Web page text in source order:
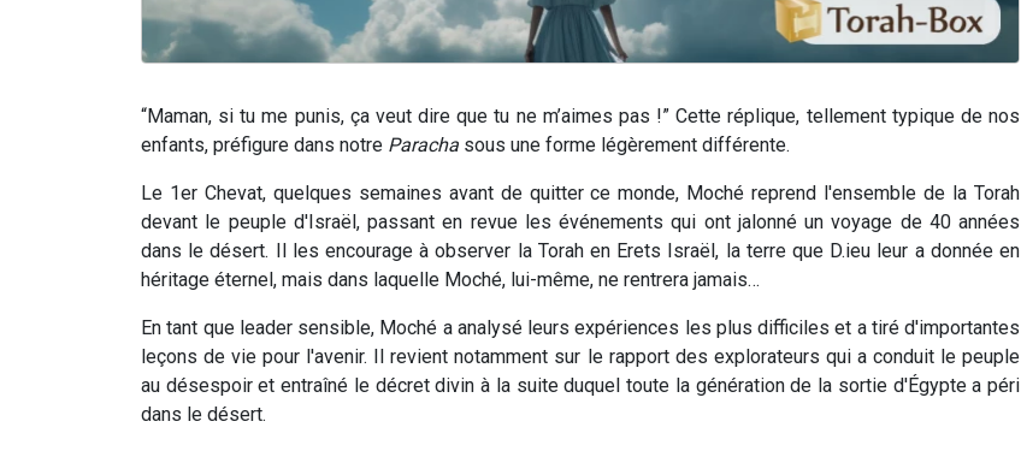
“Maman, si tu me punis, ça veut dire que tu ne m’aimes pas !” Cette réplique, tellement typique de nos
enfants, préfigure dans notre Paracha sous une forme légèrement différente.
Le 1er Chevat, quelques semaines avant de quitter ce monde, Moché reprend l'ensemble de la Torah
devant le peuple d'Israël, passant en revue les événements qui ont jalonné un voyage de 40 années
dans le désert. Il les encourage à observer la Torah en Erets Israël, la terre que D.ieu leur a donnée en
héritage éternel, mais dans laquelle Moché, lui-même, ne rentrera jamais…
En tant que leader sensible, Moché a analysé leurs expériences les plus difficiles et a tiré d'importantes
leçons de vie pour l'avenir. Il revient notamment sur le rapport des explorateurs qui a conduit le peuple
au désespoir et entraîné le décret divin à la suite duquel toute la génération de la sortie d'Égypte a péri
dans le désert.